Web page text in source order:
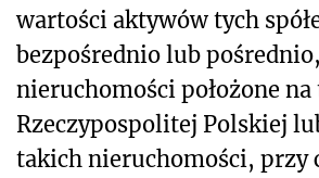
wartości aktywów tych
bezpośrednio lub
nieruchomości położone
Rzeczypospolitej Polskiej
takich nieruchomości, przy